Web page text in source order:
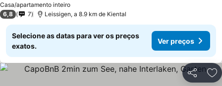
Casa/apartamento inteiro
6,8 7 Leissigen, a 8.9 km de Kiental
Selecione as datas para ver os preços
exatos.
Ver preços
Partilhar